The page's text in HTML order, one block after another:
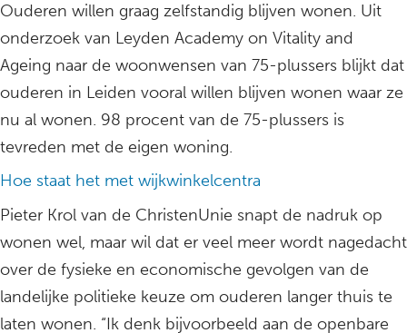
Ouderen willen graag zelfstandig blijven wonen. Uit
onderzoek van Leyden Academy on Vitality and
Ageing naar de woonwensen van 75-plussers blijkt dat
ouderen in Leiden vooral willen blijven wonen waar ze
nu al wonen. 98 procent van de 75-plussers is
tevreden met de eigen woning.
Hoe staat het met wijkwinkelcentra
Pieter Krol van de ChristenUnie snapt de nadruk op
wonen wel, maar wil dat er veel meer wordt nagedacht
over de fysieke en economische gevolgen van de
landelijke politieke keuze om ouderen langer thuis te
laten wonen. “Ik denk bijvoorbeeld aan de openbare